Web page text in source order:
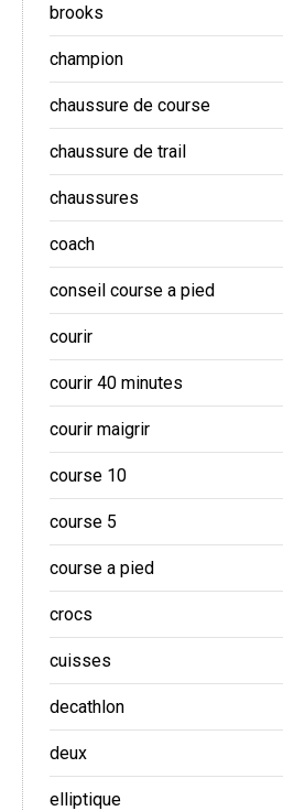
brooks
champion
chaussure de course
chaussure de trail
chaussures
coach
conseil course a pied
courir
courir 40 minutes
courir maigrir
course 10
course 5
course a pied
crocs
cuisses
decathlon
deux
elliptique